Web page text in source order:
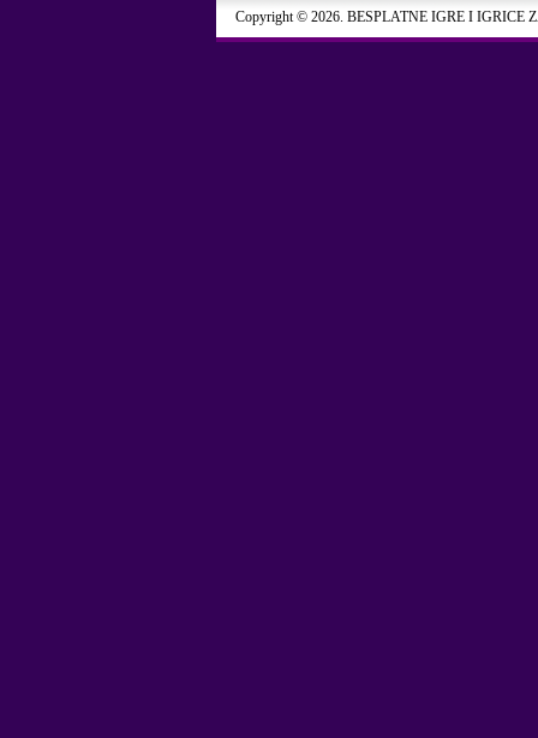
Copyright © 2026. BESPLATNE IGRE I IGRICE